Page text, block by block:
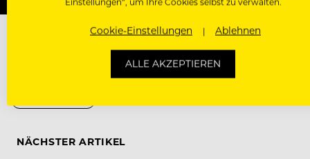
NÄCHSTER ARTIKEL
Cookie-Einstellungen Ablehnen
ALLE AKZEPTIEREN